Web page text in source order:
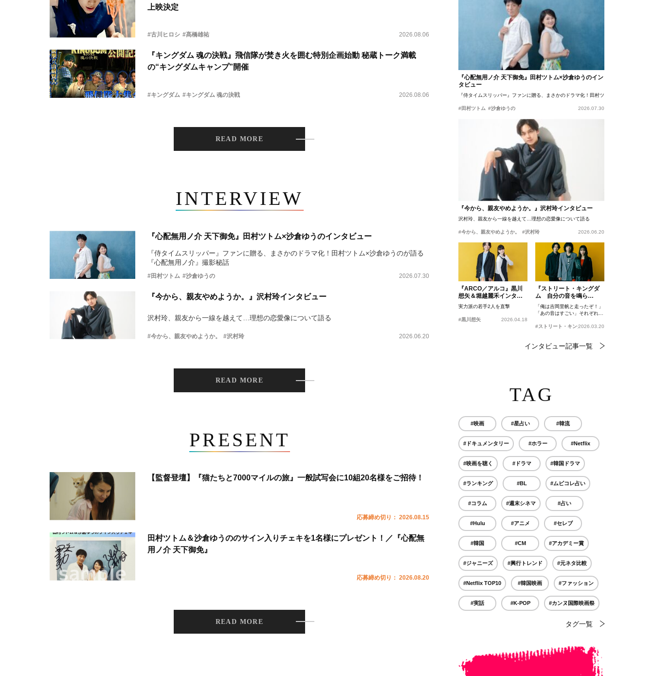
上映決定
#古川ヒロシ #髙橋雄祐 2026.08.06
『キングダム 魂の決戦』飛信隊が焚き火を囲む特別企画始動 秘蔵トーク満載
の“キングダムキャンプ”開催
#キングダム #キングダム 魂の決戦 2026.08.06
READ MORE
INTERVIEW
『心配無用ノ介 天下御免』田村ツトム×沙倉ゆうのインタビュー
『侍タイムスリッパー』ファンに贈る、まさかのドラマ化！田村ツトム×沙倉ゆうのが語る
『心配無用ノ介』撮影秘話
#田村ツトム #沙倉ゆうの 2026.07.30
『今から、親友やめようか。』沢村玲インタビュー
沢村玲、親友から一線を越えて…理想の恋愛像について語る
#今から、親友やめようか。 #沢村玲 2026.06.20
READ MORE
PRESENT
【監督登壇】『猫たちと7000マイルの旅』一般試写会に10組20名様をご招待！
応募締め切り： 2026.08.15
田村ツトム＆沙倉ゆうののサイン入りチェキを1名様にプレゼント！／『心配無
用ノ介 天下御免』
応募締め切り： 2026.08.20
READ MORE
『心配無用ノ介 天下御免』田村ツトム×沙倉ゆうのイン
タビュー
『侍タイムスリッパー』ファンに贈る、まさかのドラマ化！田村ツトム×沙倉ゆうのが語
#田村ツトム #沙倉ゆうの 2026.07.30
『今から、親友やめようか。』沢村玲インタビュー
沢村玲、親友から一線を越えて…理想の恋愛像について語る
#今から、親友やめようか。 #沢村玲 2026.06.20
『ARCO／アルコ』黒川
想矢＆堀越麗禾インタビ
ュー
実力派の若手2人を直撃
#黒川想矢 2026.04.18
『ストリート・キングダ
ム 自分の音を鳴ら
せ。』峯田和伸、若葉竜
也、吉岡里帆インタビュ
ー
「俺は吉岡里帆と走ったぞ！」
「あの音はすごい」それぞれの
#ストリート・キングダム 自分の音を鳴らせ。
2026.03.20
インタビュー記事一覧
TAG
#映画 #星占い #韓流
#ドキュメンタリー #ホラー #Netflix
#映画を聴く #ドラマ #韓国ドラマ
#ランキング #BL #ムビコレ占い
#コラム #週末シネマ #占い
#Hulu #アニメ #セレブ
#韓国 #CM #アカデミー賞
#ジャニーズ #興行トレンド #元ネタ比較
#Netflix TOP10 #韓国映画 #ファッション
#実話 #K-POP #カンヌ国際映画祭
タグ一覧